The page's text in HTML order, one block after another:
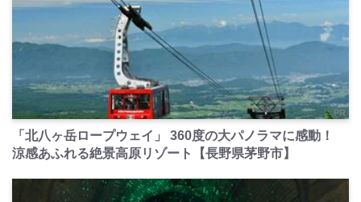
PR
「北八ヶ岳ロープウェイ」 360度の大パノラマに感動！
涼感あふれる絶景高原リゾート【長野県茅野市】